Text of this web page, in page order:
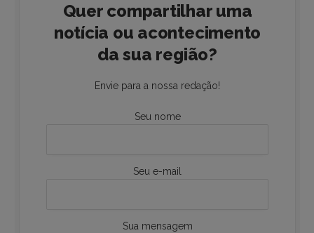
Quer compartilhar uma
notícia ou acontecimento
da sua região?
Envie para a nossa redação!
Seu nome
Seu e-mail
Sua mensagem